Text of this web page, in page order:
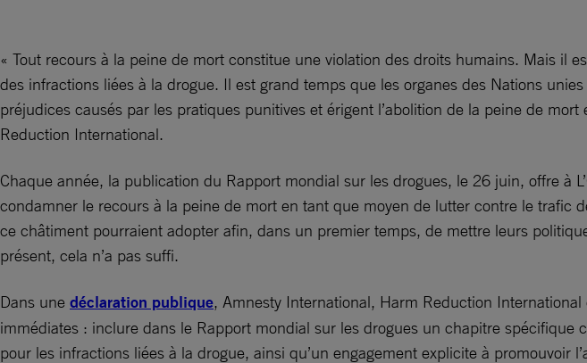
« Tout recours à la peine de mort constitue une violation des droits humains. Mais il
des infractions liées à la drogue. Il est grand temps que les organes des Nations
préjudices causés par les pratiques punitives et érigent l’abolition de la peine de
Reduction International.
Chaque année, la publication du Rapport mondial sur les drogues, le 26 juin, offre à
condamner le recours à la peine de mort en tant que moyen de lutter contre le
ce châtiment pourraient adopter afin, dans un premier temps, de mettre leurs
présent, cela n’a pas suffi.
Dans une déclaration publique, Amnesty International, Harm Reduction
immédiates : inclure dans le Rapport mondial sur les drogues un chapitre
pour les infractions liées à la drogue, ainsi qu’un engagement explicite à promouvoir